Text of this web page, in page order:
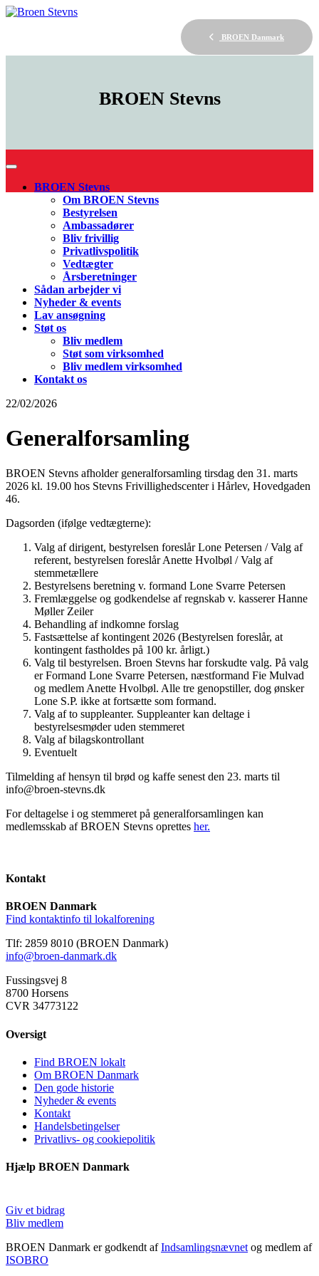
BROEN Danmark
BROENStevns
BROEN Stevns
Om BROEN Stevns
Bestyrelsen
Ambassadører
Bliv frivillig
Privatlivspolitik
Vedtægter
Årsberetninger
Sådan arbejder vi
Nyheder & events
Lav ansøgning
Støt os
Bliv medlem
Støt som virksomhed
Bliv medlem virksomhed
Kontakt os
22/02/2026
Generalforsamling
BROEN Stevns afholder generalforsamling tirsdag den 31. marts
2026 kl. 19.00 hos Stevns Frivillighedscenter i Hårlev, Hovedgaden
46.
Dagsorden (ifølge vedtægterne):
Valg af dirigent, bestyrelsen foreslår Lone Petersen / Valg af
referent, bestyrelsen foreslår Anette Hvolbøl / Valg af
stemmetællere
Bestyrelsens beretning v. formand Lone Svarre Petersen
Fremlæggelse og godkendelse af regnskab v. kasserer Hanne
Møller Zeiler
Behandling af indkomne forslag
Fastsættelse af kontingent 2026 (Bestyrelsen foreslår, at
kontingent fastholdes på 100 kr. årligt.)
Valg til bestyrelsen. Broen Stevns har forskudte valg. På valg
er Formand Lone Svarre Petersen, næstformand Fie Mulvad
og medlem Anette Hvolbøl. Alle tre genopstiller, dog ønsker
Lone S.P. ikke at fortsætte som formand.
Valg af to suppleanter. Suppleanter kan deltage i
bestyrelsesmøder uden stemmeret
Valg af bilagskontrollant
Eventuelt
Tilmelding af hensyn til brød og kaffe senest den 23. marts til
info@broen-stevns.dk
For deltagelse i og stemmeret på generalforsamlingen kan
medlemsskab af BROEN Stevns oprettes her.
Kontakt
BROEN Danmark
Find kontaktinfo til lokalforening
Tlf: 2859 8010 (BROEN Danmark)
info@broen-danmark.dk
Fussingsvej 8
8700 Horsens
CVR 34773122
Oversigt
Find BROEN lokalt
Om BROEN Danmark
Den gode historie
Nyheder & events
Kontakt
Handelsbetingelser
Privatlivs- og cookiepolitik
Hjælp BROEN Danmark
Giv et bidrag
Bliv medlem
BROEN Danmark er godkendt afIndsamlingsnævnetog medlem af
ISOBRO